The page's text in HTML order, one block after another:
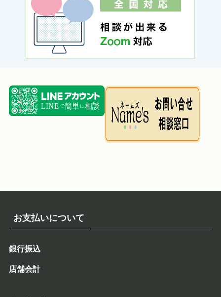
お支払いについて
銀行振込
店舗会計